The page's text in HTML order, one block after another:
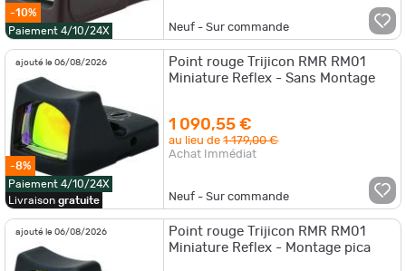
-10%
Paiement 4/10/24X
Neuf - Sur commande
ajouté le 06/08/2026
-8%
Paiement 4/10/24X
Livraison gratuite
Point rouge Trijicon RMR RM01
Miniature Reflex - Sans Montage
1 090,55 €
au lieu de1 179,00 €
Achat Immédiat
Neuf - Sur commande
ajouté le 06/08/2026
Point rouge Trijicon RMR RM01
Miniature Reflex - Montage pica